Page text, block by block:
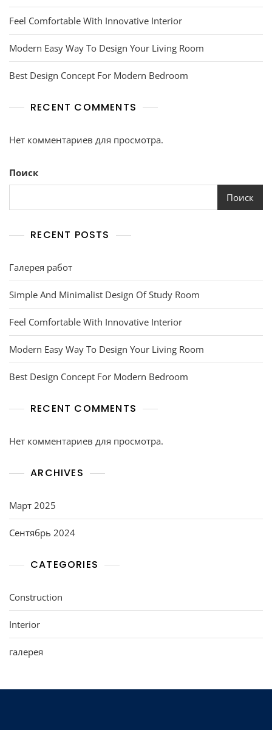
Feel Comfortable With Innovative Interior
Modern Easy Way To Design Your Living Room
Best Design Concept For Modern Bedroom
RECENT COMMENTS
Нет комментариев для просмотра.
Поиск
Поиск
RECENT POSTS
Галерея работ
Simple And Minimalist Design Of Study Room
Feel Comfortable With Innovative Interior
Modern Easy Way To Design Your Living Room
Best Design Concept For Modern Bedroom
RECENT COMMENTS
Нет комментариев для просмотра.
ARCHIVES
Март 2025
Сентябрь 2024
CATEGORIES
Construction
Interior
галерея